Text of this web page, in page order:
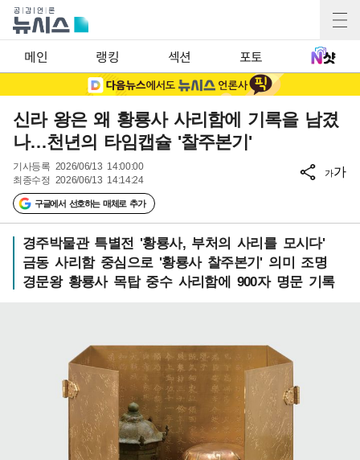
메인 랭킹 섹션 포토
신라 왕은 왜 황룡사 사리함에 기록을 남겼
나…천년의 타임캡슐 '찰주본기'
기사등록 2026/06/13 14:00:00
최종수정 2026/06/13 14:14:24
구글에서 선호하는 매체로 추가
가가
경주박물관 특별전 '황룡사, 부처의 사리를 모시다'
금동 사리함 중심으로 '황룡사 찰주본기' 의미 조명
경문왕 황룡사 목탑 중수 사리함에 900자 명문 기록